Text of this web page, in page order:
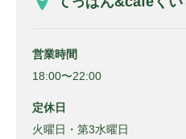
営業時間
18:00〜22:00
定休日
火曜日・第3水曜日